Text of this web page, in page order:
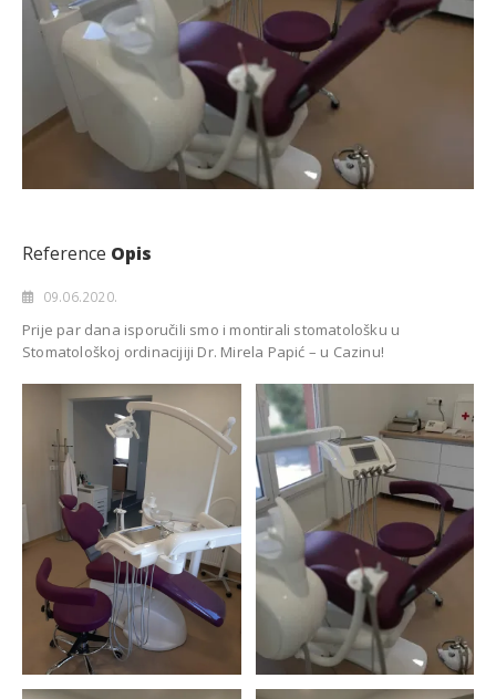
Reference Opis
09.06.2020.
Prije par dana isporučili smo i montirali stomatološku u
Stomatološkoj ordinacijiji Dr. Mirela Papić – u Cazinu!